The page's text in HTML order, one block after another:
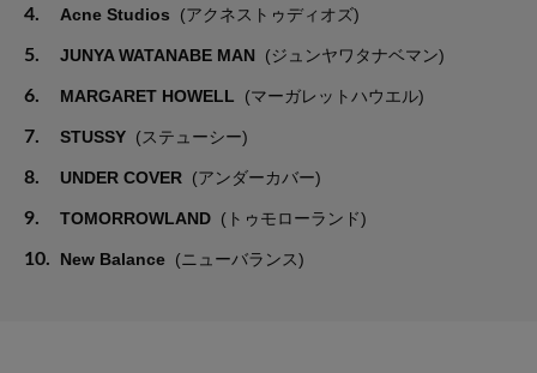
4. Acne Studios (アクネストゥディオズ)
5. JUNYA WATANABE MAN (ジュンヤワタナベマン)
6. MARGARET HOWELL (マーガレットハウエル)
7. STUSSY (ステューシー)
8. UNDER COVER (アンダーカバー)
9. TOMORROWLAND (トゥモローランド)
10. New Balance (ニューバランス)